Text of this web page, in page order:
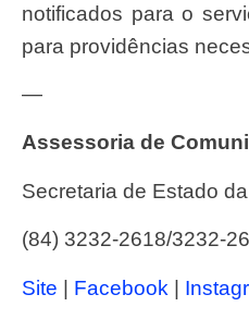
notificados para o
para providências
—
Assessoria de
Secretaria de Estado
(84) 3232-2618/3232-
Site | Facebook |